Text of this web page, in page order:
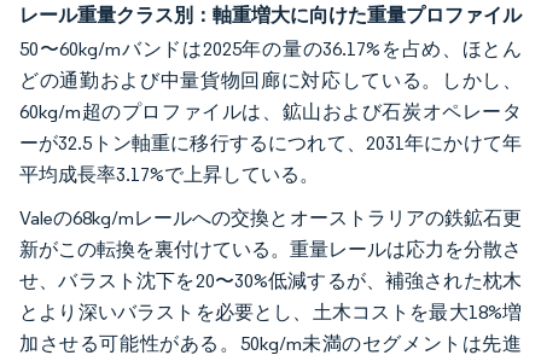
レール重量クラス別：軸重増大に向けた重量プロファイル
50〜60kg/mバンドは2025年の量の36.17%を占め、ほとん
どの通勤および中量貨物回廊に対応している。しかし、
60kg/m超のプロファイルは、鉱山および石炭オペレータ
ーが32.5トン軸重に移行するにつれて、2031年にかけて年
平均成長率3.17%で上昇している。
Valeの68kg/mレールへの交換とオーストラリアの鉄鉱石更
新がこの転換を裏付けている。重量レールは応力を分散さ
せ、バラスト沈下を20〜30%低減するが、補強された枕木
とより深いバラストを必要とし、土木コストを最大18%増
加させる可能性がある。50kg/m未満のセグメントは先進